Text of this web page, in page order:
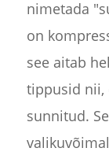
nimetada
on
see aitab
tippusid nii,
sunnitud.